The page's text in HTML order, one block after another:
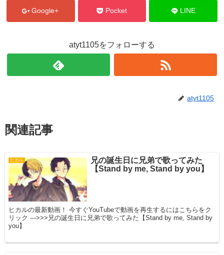
Google+ Pocket LINE
atyt1105をフォローする
atyt1105
関連記事
ヒカル
兄の誕生日に兄弟で歌ってみた
【Stand by me, Stand by you】
ヒカルの最新動画！ 今すぐYouTubeで動画を再生するにはこちらをク
リック --->>>兄の誕生日に兄弟で歌ってみた【Stand by me, Stand by
you】